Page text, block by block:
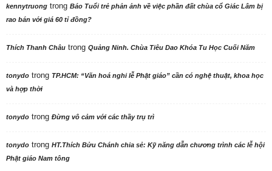
kennytruong trong Báo Tuổi trẻ phản ảnh về việc phần đất chùa cổ Giác Lâm bị
rao bán với giá 60 tỉ đồng?
Thích Thanh Châu trong Quảng Ninh. Chùa Tiêu Dao Khóa Tu Học Cuối Năm
tonydo trong TP.HCM: “Văn hoá nghi lễ Phật giáo” cần có nghệ thuật, khoa học
và hợp thời
tonydo trong Đừng vô cảm với các thầy trụ trì
tonydo trong HT.Thích Bửu Chánh chia sẻ: Kỹ năng dẫn chương trình các lễ hội
Phật giáo Nam tông